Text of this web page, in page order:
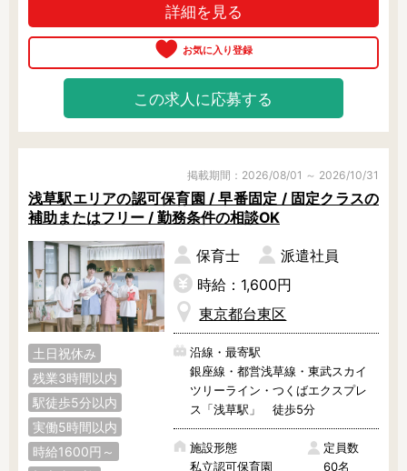
そのようなご要望に応えるために、
入社日は完全応相談となっておりま
す。
転職についてお迷いがある方も、遠
慮なくご相談ください。
にサポート
スタッフさん多数！
当社コーディネーターがご入職ま
で、丁寧にご案内いたします。
まずは見学からでも可能となってお
りますので、ぜひ、お気軽にご相談
ください。
設以上を運営ししています。
なるべく家庭に近い保育を目指し、
（3～5歳児）は異年齢保育による保
育をおこないます。
人との関わりの中で人間としての基
礎を身に付け、思いやりや自分を信
もちろん大手法人ならではの充実し
た待遇もしっかりご用意し、残業ほ
ぼなしでお勤めいただけます。
本部からのバックアップも充実して
おり、現場からは「働きやすい」と
のお声も多数頂いています。
【ここがポイント】
◎安全・安心がモットーです
保育園への出入り口はもちろん施設
内のあらゆる設備にこだわり。
また、午睡時の健康管理には特に注
意を払い、安心・安全を心掛けてい
ます。
詳細を見る
この求人に応募する
掲載期間：2026/08/01 ～ 2026/10/31
浅草駅エリアの認可保育園 / 早番固定 / 固定クラスの
補助またはフリー / 勤務条件の相談OK
土日祝休み
残業3時間以内
駅徒歩5分以内
実働5時間以内
時給1600円～
保育士
派遣社員
時給：1,600円
東京都台東区
沿線・最寄駅
銀座線・都営浅草線・東武スカイ
ツリーライン・つくばエクスプレ
ス「浅草駅」 徒歩5分
施設形態
私立認可保育園
定員数
60名
03-6267-1764
受付時間 9:00 ～ 24:00
Webで相談する